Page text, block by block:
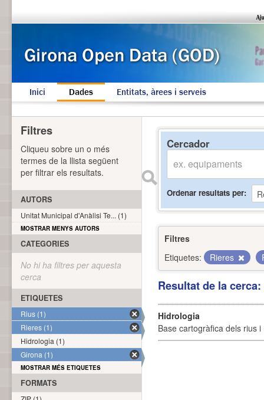
Inici Dades Entitats, àrees i serveis
Cercador
Ordenar resultats per
Filtres
Etiquetes:
Rieres
Resultat de la
Hidrologia
Base cartogràfica dels rius
Filtres
Cliqueu sobre un o més
termes de la llista següent
per filtrar els resultats.
AUTORS
Unitat Municipal d'Anàlisi Te... (1)
MOSTRAR MENYS AUTORS
CATEGORIES
No hi ha filtres per aquesta
cerca
ETIQUETES
Rius (1)
Rieres (1)
Hidrologia (1)
Girona (1)
MOSTRAR MÉS ETIQUETES
FORMATS